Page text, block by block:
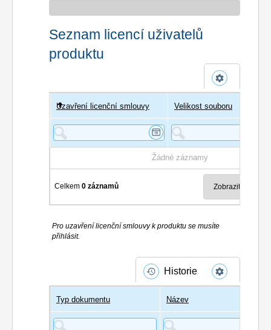
Seznam licencí uživatelů
produktu
Uživatel
Uzavření licenční smlouvy Velikost souboru
Žádné záznamy
Celkem0 záznamů
Pro uzavření licenční smlouvy k produktu se musíte
přihlásit.
Historie
Typ dokumentu Název